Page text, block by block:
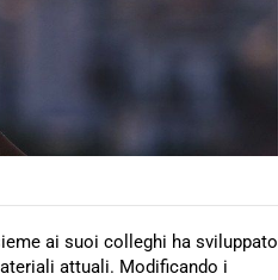
ai suoi colleghi ha sviluppato
attuali. Modificando i